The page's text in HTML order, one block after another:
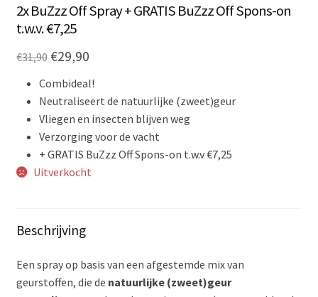
2x BuZzz Off Spray + GRATIS BuZzz Off Spons-on
t.w.v. €7,25
€31,90 Oorspronkelijke
prijs
was:
€31,90.
€29,90Huidige
prijs
is:
€29,90.
Combideal!
Neutraliseert de natuurlijke (zweet)geur
Vliegen en insecten blijven weg
Verzorging voor de vacht
+ GRATIS BuZzz Off Spons-on t.w.v €7,25
Uitverkocht
Beschrijving
Een spray op basis van een afgestemde mix van
geurstoffen, die de natuurlijke (zweet)geur